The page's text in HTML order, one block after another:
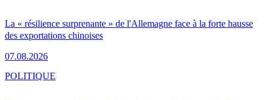
La « résilience surprenante » de l'Allemagne face à la forte hausse
des exportations chinoises
07.08.2026
POLITIQUE